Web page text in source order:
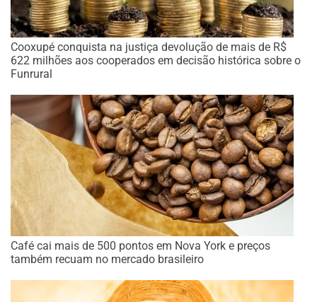
Cooxupé conquista na justiça devolução de mais de R$
622 milhões aos cooperados em decisão histórica sobre o
Funrural
Café cai mais de 500 pontos em Nova York e preços
também recuam no mercado brasileiro